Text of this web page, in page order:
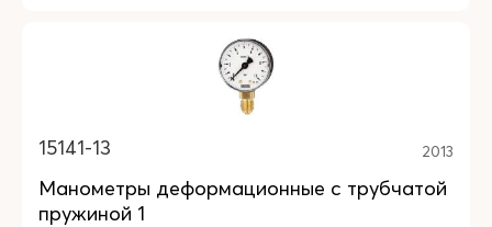
15141-13 2013
Манометры деформационные с трубчатой
пружиной 1